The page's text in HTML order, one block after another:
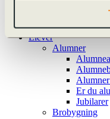
Kalender
Elever
Alumner
Er du
Jubilarer
Brobygning